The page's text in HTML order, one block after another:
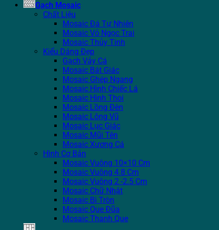
Gạch Mosaic
Chất Liệu
Mosaic Đá Tự Nhiên
Mosaic Vỏ Ngọc Trai
Mosaic Thủy Tinh
Kiểu Dáng Đẹp
Gạch Vảy Cá
Mosaic Bát Giác
Mosaic Ghép Ngang
Mosaic Hình Chiếc Lá
Mosaic Hình Thoi
Mosaic Lồng Đèn
Mosaic Lông Vũ
Mosaic Lục Giác
Mosaic Mũi Tên
Mosaic Xương Cá
Hình Cơ Bản
Mosaic Vuông 10×10 Cm
Mosaic Vuông 4.8 Cm
Mosaic Vuông 2 -2.5 Cm
Mosaic Chữ Nhật
Mosaic Bi Tròn
Mosaic Que Đũa
Mosaic Thanh Que